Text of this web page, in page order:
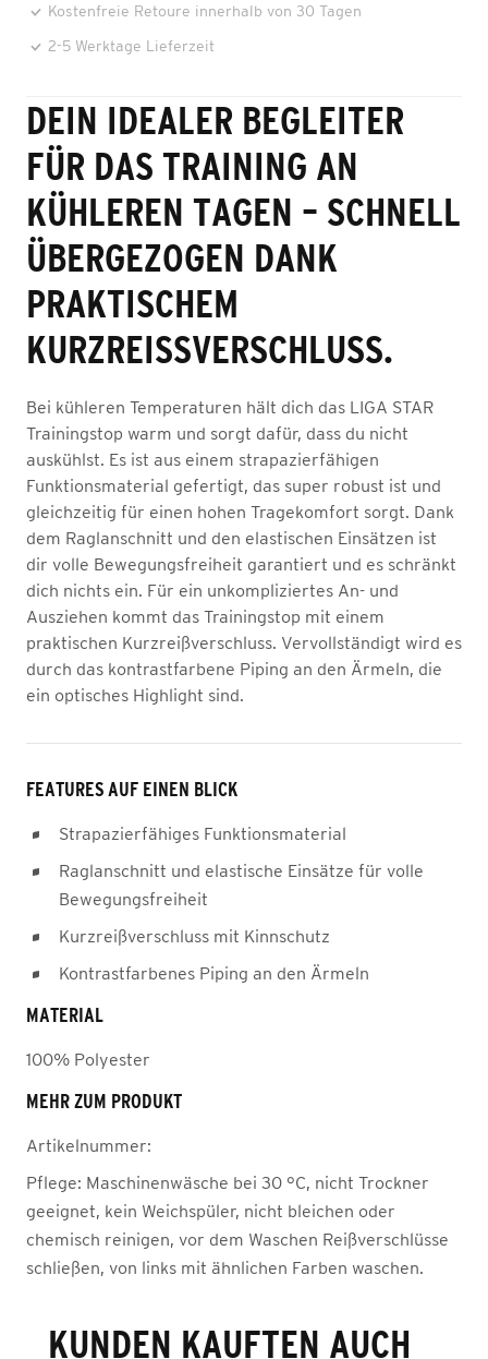
Kostenfreie Retoure innerhalb von 30 Tagen
2-5 Werktage Lieferzeit
DEIN IDEALER BEGLEITER
FÜR DAS TRAINING AN
KÜHLEREN TAGEN – SCHNELL
ÜBERGEZOGEN DANK
PRAKTISCHEM
KURZREISSVERSCHLUSS.
Bei kühleren Temperaturen hält dich das LIGA STAR
Trainingstop warm und sorgt dafür, dass du nicht
auskühlst. Es ist aus einem strapazierfähigen
Funktionsmaterial gefertigt, das super robust ist und
gleichzeitig für einen hohen Tragekomfort sorgt. Dank
dem Raglanschnitt und den elastischen Einsätzen ist
dir volle Bewegungsfreiheit garantiert und es schränkt
dich nichts ein. Für ein unkompliziertes An- und
Ausziehen kommt das Trainingstop mit einem
praktischen Kurzreißverschluss. Vervollständigt wird es
durch das kontrastfarbene Piping an den Ärmeln, die
ein optisches Highlight sind.
FEATURES AUF EINEN BLICK
Strapazierfähiges Funktionsmaterial
Raglanschnitt und elastische Einsätze für volle
Bewegungsfreiheit
Kurzreißverschluss mit Kinnschutz
Kontrastfarbenes Piping an den Ärmeln
MATERIAL
100% Polyester
MEHR ZUM PRODUKT
Artikelnummer:
Pflege: Maschinenwäsche bei 30 °C, nicht Trockner
geeignet, kein Weichspüler, nicht bleichen oder
chemisch reinigen, vor dem Waschen Reißverschlüsse
schließen, von links mit ähnlichen Farben waschen.
KUNDEN KAUFTEN AUCH